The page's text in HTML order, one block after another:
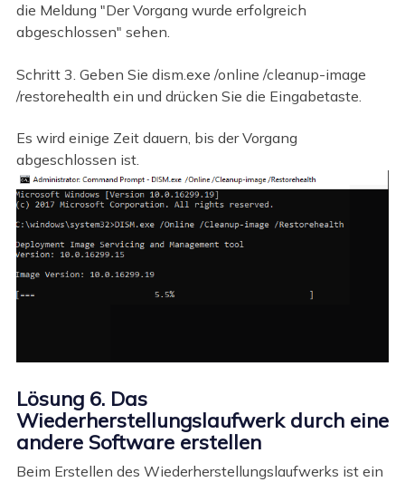
die Meldung "Der Vorgang wurde erfolgreich
abgeschlossen" sehen.
Schritt 3. Geben Sie dism.exe /online /cleanup-image
/restorehealth ein und drücken Sie die Eingabetaste.
Es wird einige Zeit dauern, bis der Vorgang
abgeschlossen ist.
Lösung 6. Das
Wiederherstellungslaufwerk durch eine
andere Software erstellen
Beim Erstellen des Wiederherstellungslaufwerks ist ein